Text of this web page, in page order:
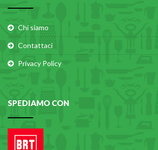
Chi siamo
Contattaci
Privacy Policy
SPEDIAMO CON